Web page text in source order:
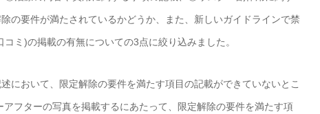
の要件が満たされているかどうか、また、新しいガイドラインで禁
ミ)の掲載の有無についての3点に絞り込みました。
において、限定解除の要件を満たす項目の記載ができていないとこ
フターの写真を掲載するにあたって、限定解除の要件を満たす項